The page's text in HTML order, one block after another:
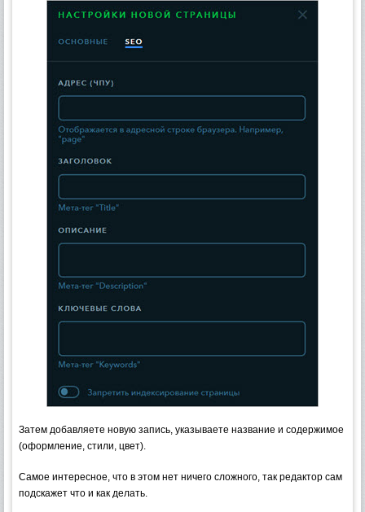
Затем добавляете новую запись, указываете название и содержимое
(оформление, стили, цвет).
Самое интересное, что в этом нет ничего сложного, так редактор сам
подскажет что и как делать.